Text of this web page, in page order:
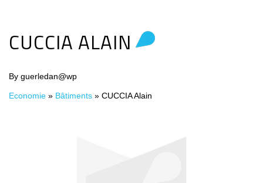
CUCCIA ALAIN
By guerledan@wp
Economie » Bâtiments » CUCCIA Alain